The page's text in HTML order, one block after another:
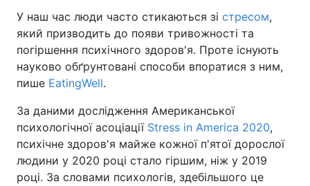
Головна Війна
Україна Політика
Економіка
Спорт Наука
Техно і зв'язок Лайт
Зброя Інциденти
У наш час люди часто стикаються зі стресом,
який призводить до появи тривожності та
погіршення психічного здоров'я. Проте існують
науково обґрунтовані способи впоратися з ним,
пише EatingWell.
За даними дослідження Американської
психологічної асоціації Stress in America 2020,
психічне здоров'я майже кожної п'ятої дорослої
людини у 2020 році стало гіршим, ніж у 2019
році. За словами психологів, здебільшого це